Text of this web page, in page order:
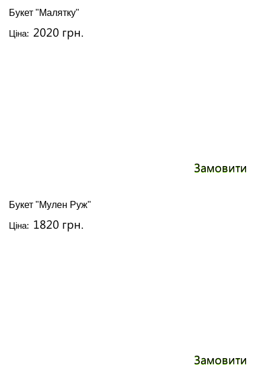
Букет "Малятку"
Ціна: 2020 грн.
Замовити
Букет "Мулен Руж"
Ціна: 1820 грн.
Замовити